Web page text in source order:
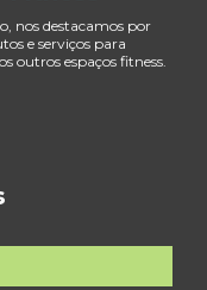
nos destacamos por
e serviços para
outros espaços fitness.